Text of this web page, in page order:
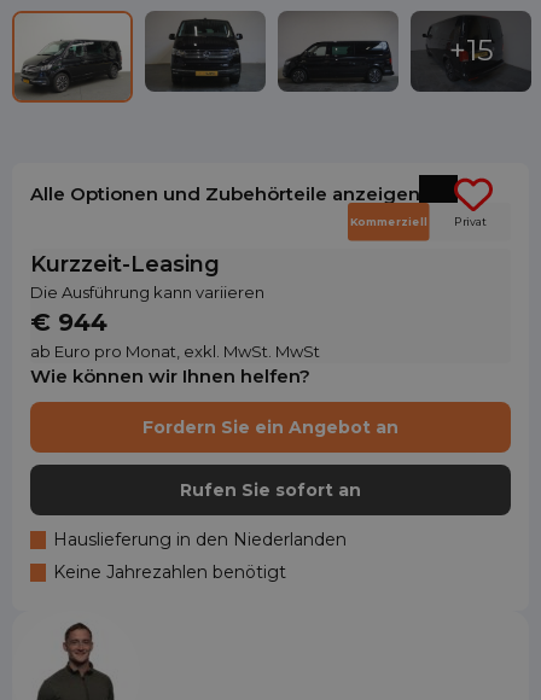
Alle Optionen und Zubehörteile anzeigen
Kurzzeit-Leasing
Die Ausführung kann variieren
€ 944
ab Euro pro Monat, exkl. MwSt. MwSt
Kommerziell Privat
Wie können wir Ihnen helfen?
Fordern Sie ein Angebot an
Rufen Sie sofort an
Hauslieferung in den Niederlanden
Keine Jahrezahlen benötigt